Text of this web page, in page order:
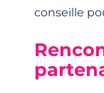
conseille